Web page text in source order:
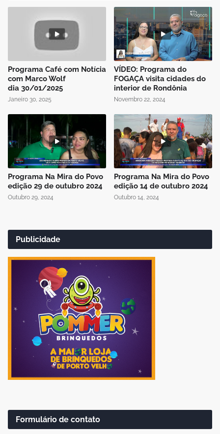
Programa Café com Notícia
com Marco Wolf
dia 30/01/2025
Janeiro 30, 2025
VÍDEO: Programa do
FOGAÇA visita cidades do
interior de Rondônia
Novembro 22, 2024
Programa Na Mira do Povo
edição 29 de outubro 2024
Outubro 29, 2024
Programa Na Mira do Povo
edição 14 de outubro 2024
Outubro 14, 2024
Publicidade
Formulário de contato